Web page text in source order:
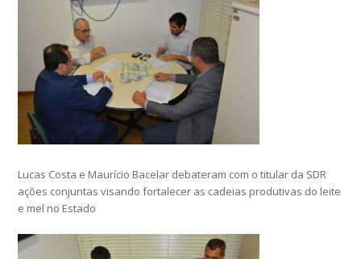
Lucas Costa e Maurício Bacelar debateram com o titular da SDR
ações conjuntas visando fortalecer as cadeias produtivas do leite
e mel no Estado